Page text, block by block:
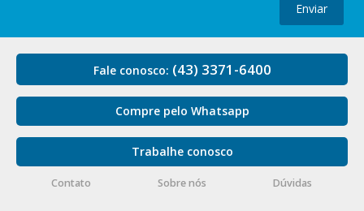
Enviar
Fale conosco: (43) 3371-6400
Compre pelo Whatsapp
Trabalhe conosco
Contato Sobre nós Dúvidas